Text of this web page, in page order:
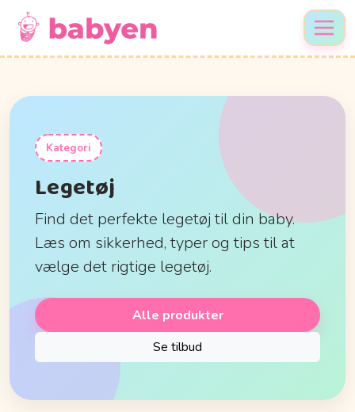
Kategori
Legetøj
Find det perfekte legetøj til din baby.
Læs om sikkerhed, typer og tips til at
vælge det rigtige legetøj.
Alle produkter
Se tilbud